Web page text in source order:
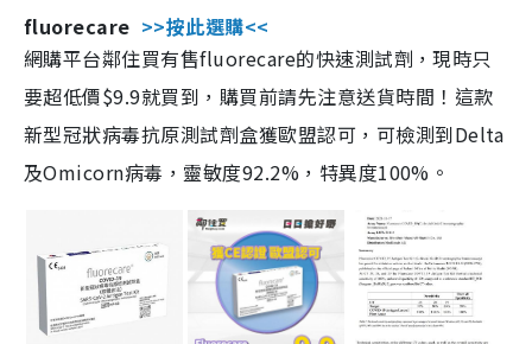
fluorecare >>按此選購<<
網購平台鄰住買有售fluorecare的快速測試劑，現時只
要超低價$9.9就買到，購買前請先注意送貨時間！這款
新型冠狀病毒抗原測試劑盒獲歐盟認可，可檢測到Delta
及Omicorn病毒，靈敏度92.2%，特異度100%。